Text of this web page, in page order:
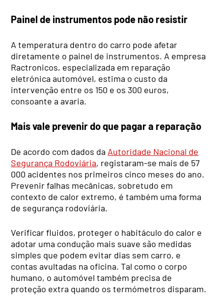
Painel de instrumentos pode não resistir
A temperatura dentro do carro pode afetar
diretamente o painel de instrumentos. A empresa
Ractronicos, especializada em reparação
eletrónica automóvel, estima o custo da
intervenção entre os 150 e os 300 euros,
consoante a avaria.
Mais vale prevenir do que pagar a reparação
De acordo com dados da Autoridade Nacional de
Segurança Rodoviária, registaram-se mais de 57
000 acidentes nos primeiros cinco meses do ano.
Prevenir falhas mecânicas, sobretudo em
contexto de calor extremo, é também uma forma
de segurança rodoviária.
Verificar fluidos, proteger o habitáculo do calor e
adotar uma condução mais suave são medidas
simples que podem evitar dias sem carro, e
contas avultadas na oficina. Tal como o corpo
humano, o automóvel também precisa de
proteção extra quando os termómetros disparam.